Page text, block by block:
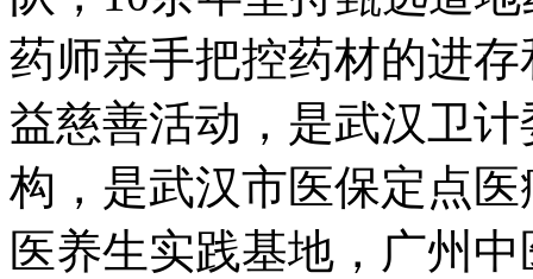
药师亲手把控药材的进
益慈善活动，是武汉卫
构，是武汉市医保定点
医养生实践基地，广州